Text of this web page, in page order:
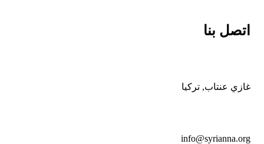
اتصل بنا
غازي عنتاب, تركيا
info@syrianna.org